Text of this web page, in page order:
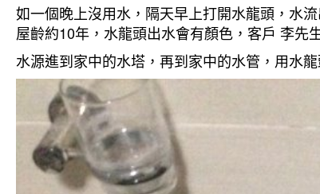
如一個晚上沒用水，隔天早上打開水龍頭，水
屋齡約10年，水龍頭出水會有顏色，客戶 李先
水源進到家中的水塔，再到家中的水管，用水